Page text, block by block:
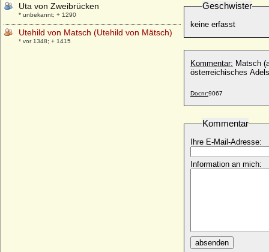
Geschwister
keine erfasst
Kommentar: Matsch
österreichisches
Docnr:9067
Kommentar
Ihre E-Mail-Adresse:
Information an mich:
absenden
Uta von Zweibrücken
* unbekannt; + 1290
Utehild von Matsch (Utehild von Mätsch)
* vor 1348; + 1415